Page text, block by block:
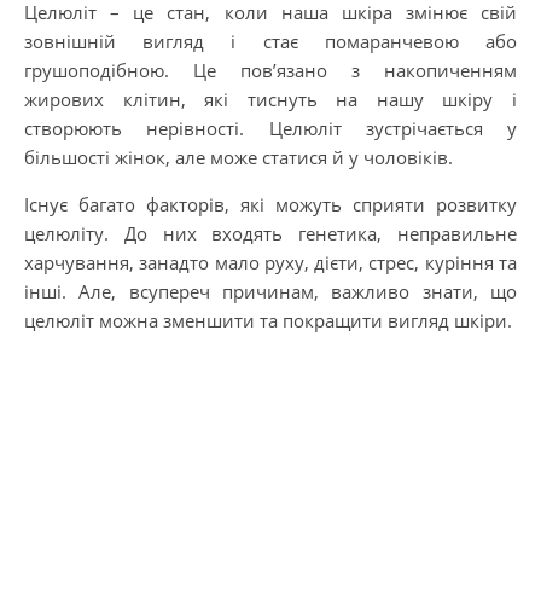
Целюліт – це стан, коли наша шкіра змінює свій
зовнішній вигляд і стає помаранчевою або
грушоподібною. Це пов’язано з накопиченням
жирових клітин, які тиснуть на нашу шкіру і
створюють нерівності. Целюліт зустрічається у
більшості жінок, але може статися й у чоловіків.
Існує багато факторів, які можуть сприяти розвитку
целюліту. До них входять генетика, неправильне
харчування, занадто мало руху, дієти, стрес, куріння та
інші. Але, всупереч причинам, важливо знати, що
целюліт можна зменшити та покращити вигляд шкіри.